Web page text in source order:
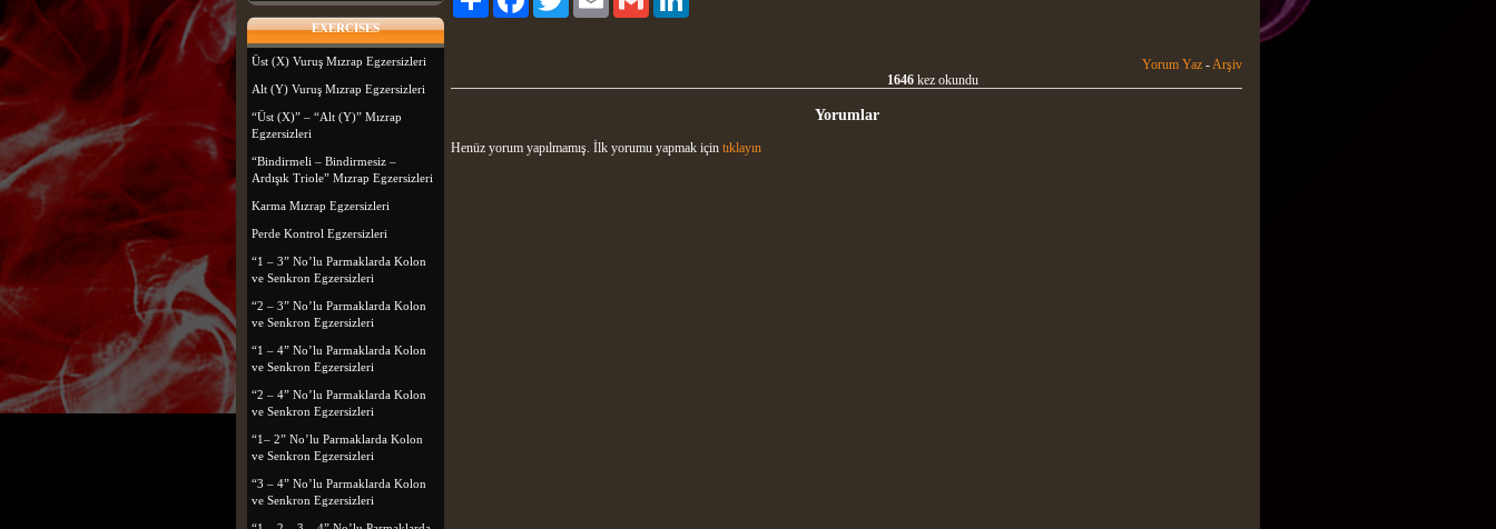
EXERCISES
Üst (X) Vuruş Mızrap Egzersizleri
Alt (Y) Vuruş Mızrap Egzersizleri
“Üst (X)” – “Alt (Y)” Mızrap
Egzersizleri
“Bindirmeli – Bindirmesiz –
Ardışık Triole” Mızrap Egzersizleri
Karma Mızrap Egzersizleri
Perde Kontrol Egzersizleri
“1 – 3” No’lu Parmaklarda Kolon
ve Senkron Egzersizleri
“2 – 3” No’lu Parmaklarda Kolon
ve Senkron Egzersizleri
“1 – 4” No’lu Parmaklarda Kolon
ve Senkron Egzersizleri
“2 – 4” No’lu Parmaklarda Kolon
ve Senkron Egzersizleri
“1– 2” No’lu Parmaklarda Kolon
ve Senkron Egzersizleri
“3 – 4” No’lu Parmaklarda Kolon
ve Senkron Egzersizleri
Yorum Yaz -Arşiv
1646 kez okundu
Yorumlar
Henüz yorum yapılmamış. İlk yorumu yapmak için tıklayın